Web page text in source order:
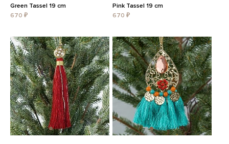
Green Tassel 19 cm
670 ₽
Pink Tassel 19 cm
670 ₽